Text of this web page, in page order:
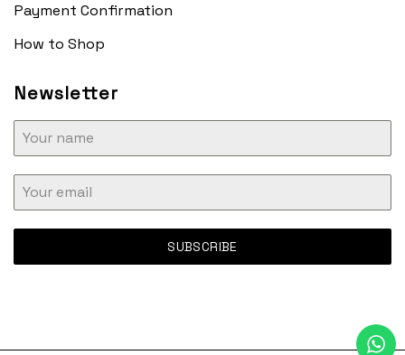
Payment Confirmation
How to Shop
Newsletter
SUBSCRIBE